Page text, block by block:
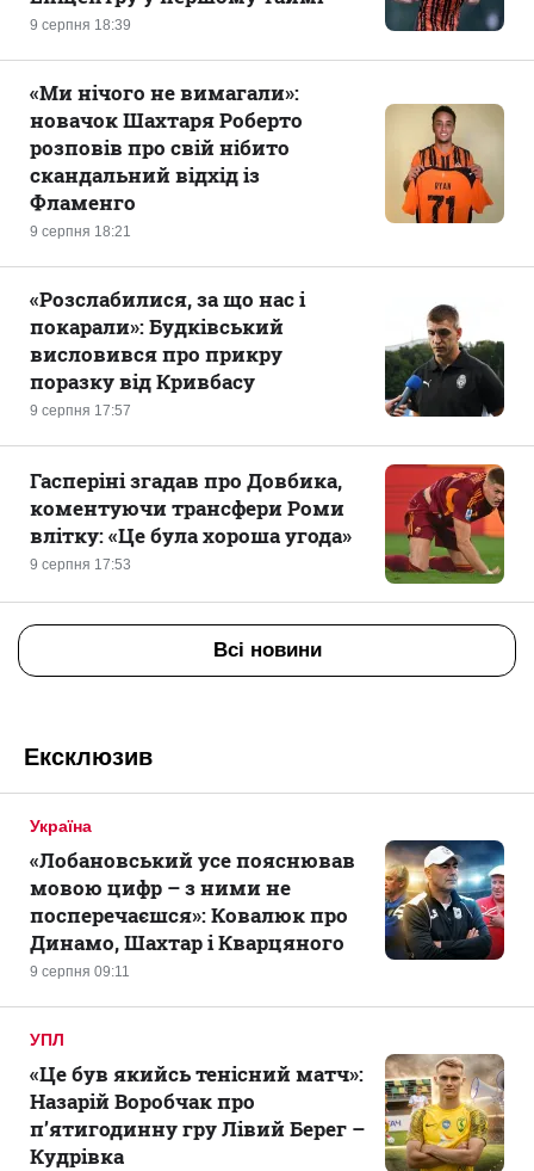
9 серпня 18:39
9 серпня 18:21
«Ми нічого не вимагали»:
новачок Шахтаря Роберто
розповів про свій нібито
скандальний відхід із
Фламенго
9 серпня 17:57
«Розслабилися, за що нас і
покарали»: Будківський
висловився про прикру
поразку від Кривбасу
9 серпня 17:53
Гасперіні згадав про Довбика,
коментуючи трансфери Роми
влітку: «Це була хороша угода»
Всі новини
Ексклюзив
Україна
9 серпня 09:11
«Лобановський усе пояснював
мовою цифр – з ними не
посперечаєшся»: Ковалюк про
Динамо, Шахтар і Кварцяного
УПЛ
«Це був якийсь тенісний матч»:
Назарій Воробчак про
п’ятигодинну гру Лівий Берег –
Кудрівка